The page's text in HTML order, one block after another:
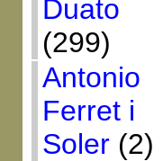
Duato
(299)
Antonio
Ferret i
Soler(2)